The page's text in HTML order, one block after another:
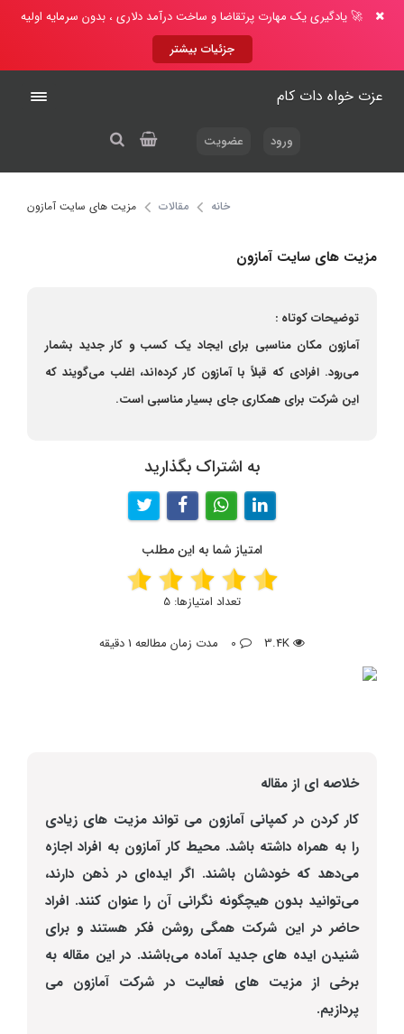
🚀 یادگیری یک مهارت پرتقاضا و ساخت درآمد دلاری ، بدون سرمایه اولیه
جزئیات بیشتر
عزت خواه دات کام
ورود عضویت
خانه مقالات مزیت های سایت آمازون
مزیت های سایت آمازون
توضیحات کوتاه :
آمازون مکان مناسبی برای ایجاد یک کسب و کار جدید بشمار
می‌رود. افرادی که قبلاً با آمازون کار کرده‌اند، اغلب می‌گویند که
این شرکت برای همکاری جای بسیار مناسبی است.
به اشتراک بگذارید
امتیاز شما به این مطلب
تعداد امتیازها: 5
مدت زمان مطالعه 1 دقیقه
خلاصه ای از مقاله
کار کردن در کمپانی آمازون می تواند مزیت های زیادی
را به همراه داشته باشد. محیط کار آمازون به افراد اجازه
می‌دهد که خودشان باشند. اگر ایده‌ای در ذهن دارند،
می‌توانید بدون هیچگونه نگرانی آن را عنوان کنند. افراد
حاضر در این شرکت همگی روشن فکر هستند و برای
شنیدن ایده های جدید آماده می‌باشند. در این مقاله به
برخی از مزیت های فعالیت در شرکت آمازون می
پردازیم.